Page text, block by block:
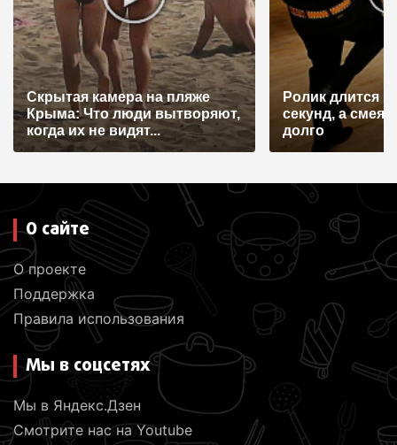
Скрытая камера на пляже
Крыма: Что люди вытворяют,
когда их не видят...
Ролик длится
секунд, а
долго
О сайте
О проекте
Поддержка
Правила использования
Мы в соцсетях
Мы в Яндекс.Дзен
Смотрите нас на Youtube